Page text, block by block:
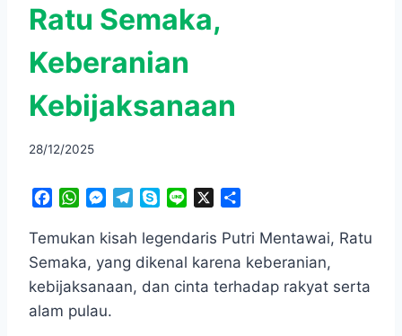
Ratu Semaka,
Keberanian
Kebijaksanaan
28/12/2025
c
e
b
o
o
W
a
t
A
p
M
s
s
n
g
l
e
r
y
p
n
e
a
Temukan kisah legendaris Putri Mentawai, Ratu
Semaka, yang dikenal karena keberanian,
kebijaksanaan, dan cinta terhadap rakyat serta
alam pulau.